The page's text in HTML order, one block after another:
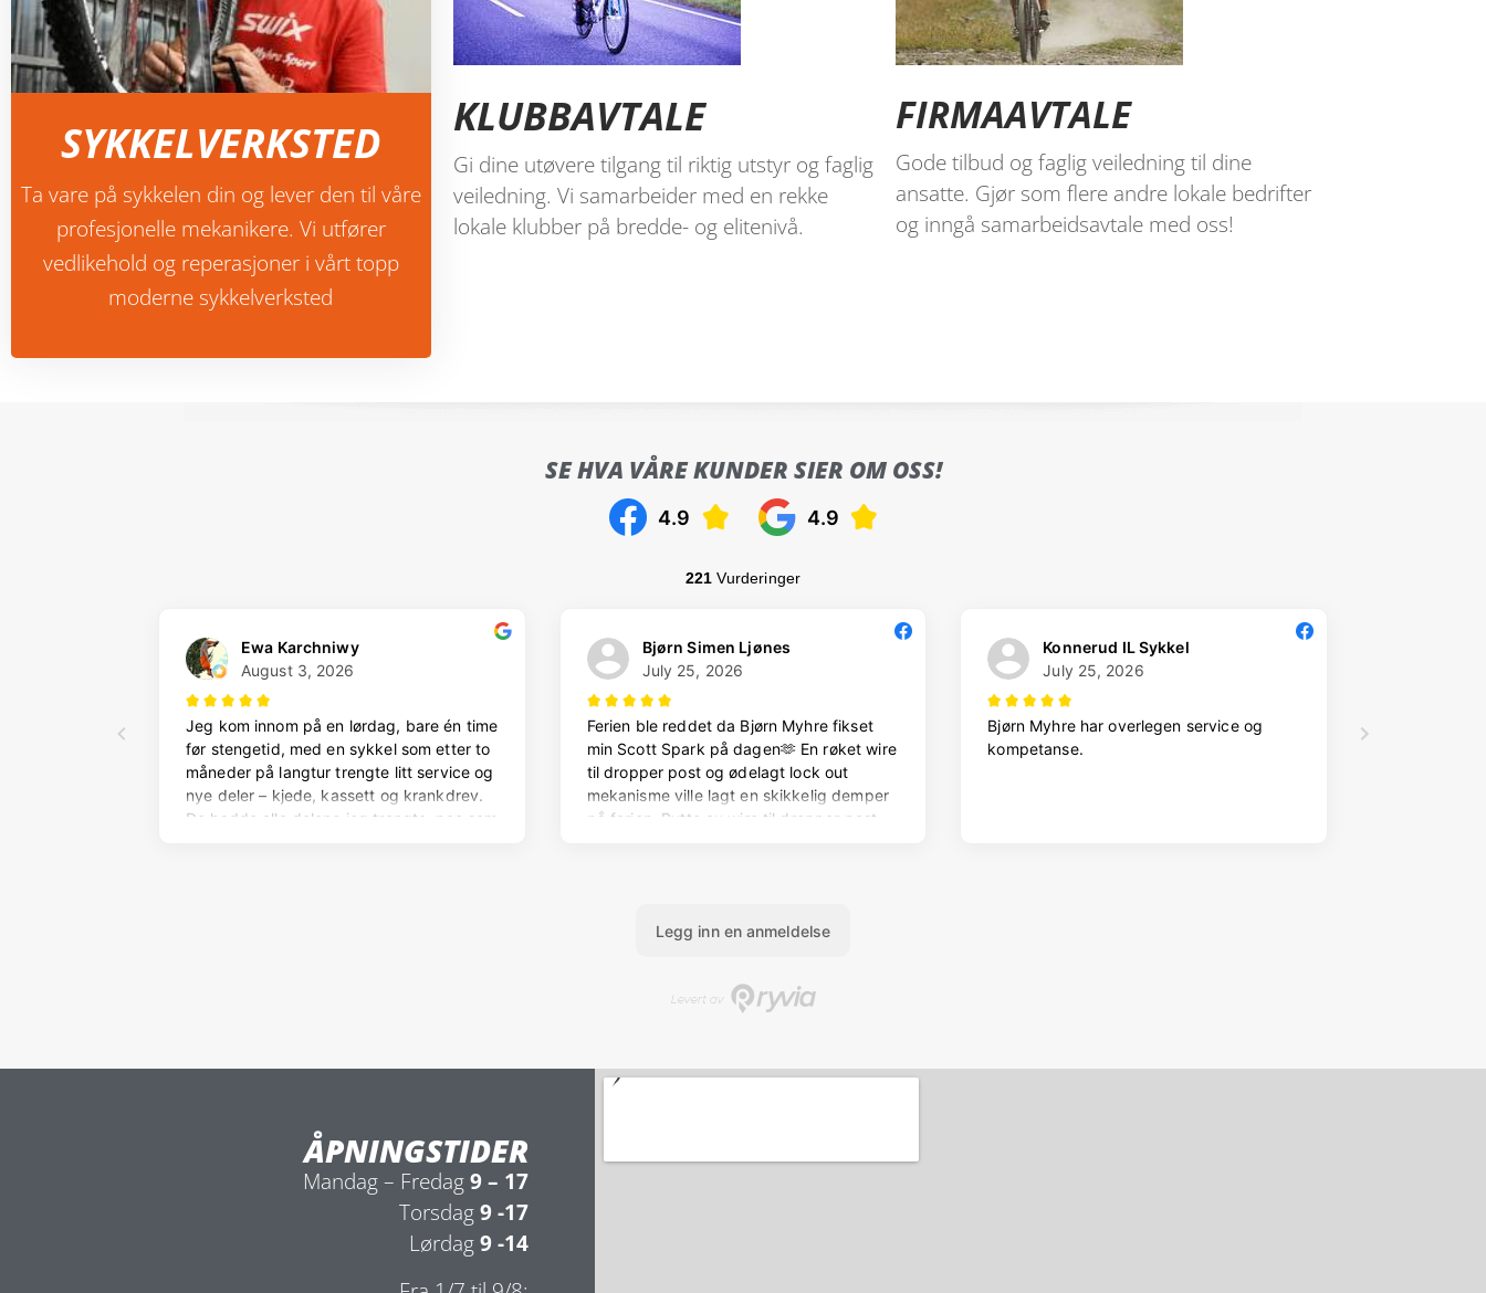
SYKKELVERKSTED
Ta vare på sykkelen din og lever den til våre
profesjonelle mekanikere. Vi utfører
vedlikehold og reperasjoner i vårt topp
moderne sykkelverksted
KLUBBAVTALE
Gi dine utøvere tilgang til riktig utstyr og faglig
veiledning. Vi samarbeider med en rekke
lokale klubber på bredde- og elitenivå.
FIRMAAVTALE
Gode tilbud og faglig veiledning til dine
ansatte. Gjør som flere andre lokale bedrifter
og inngå samarbeidsavtale med oss!
SE HVA VÅRE KUNDER SIER OM OSS!
ÅPNINGSTIDER
Mandag – Fredag9 – 17
Torsdag9 -17
Lørdag9 -14